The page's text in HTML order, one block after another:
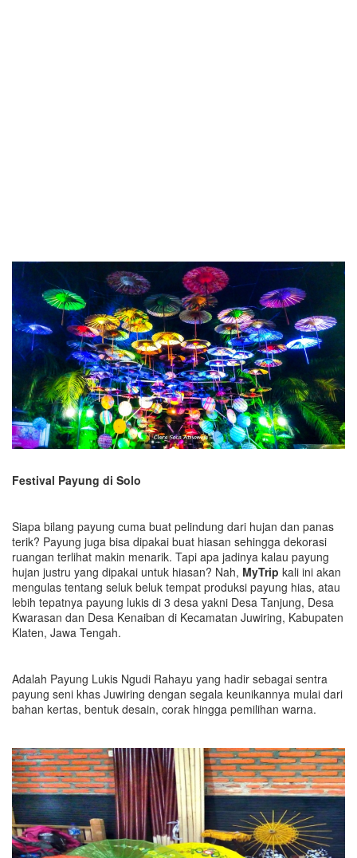
Festival Payung di Solo
Siapa bilang payung cuma buat pelindung dari hujan dan panas
terik? Payung juga bisa dipakai buat hiasan sehingga dekorasi
ruangan terlihat makin menarik. Tapi apa jadinya kalau payung
hujan justru yang dipakai untuk hiasan? Nah, MyTrip kali ini akan
mengulas tentang seluk beluk tempat produksi payung hias, atau
lebih tepatnya payung lukis di 3 desa yakni Desa Tanjung, Desa
Kwarasan dan Desa Kenaiban di Kecamatan Juwiring, Kabupaten
Klaten, Jawa Tengah.
Adalah Payung Lukis Ngudi Rahayu yang hadir sebagai sentra
payung seni khas Juwiring dengan segala keunikannya mulai dari
bahan kertas, bentuk desain, corak hingga pemilihan warna.